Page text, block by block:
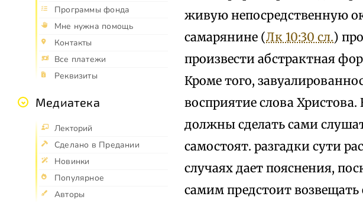
Программы фонда
Мне нужна помощь
Контакты
Все платежи
Реквизиты
Медиатека
Лекторий
Сделано в Предании
Новинки
Популярное
Авторы
живую непосредственную
самарянине (Лк 10:30 сл.)
произвести абстрактная
Кроме того,
восприятие слова
должны сделать сами
самостоят. разгадки сути
случаях дает пояснения,
самим предстоит